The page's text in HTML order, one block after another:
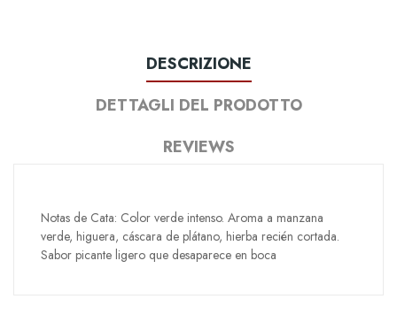
DESCRIZIONE
DETTAGLI DEL PRODOTTO
REVIEWS
Notas de Cata: Color verde intenso. Aroma a manzana
verde, higuera, cáscara de plátano, hierba recién cortada.
Sabor picante ligero que desaparece en boca